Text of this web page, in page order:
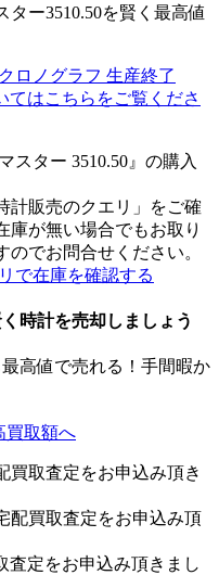
ー3510.50を賢く最高値
ロノグラフ 生産終了
てはこちらをご覧くださ
スター 3510.50』の購入
計販売のクエリ」をご確
庫が無い場合でもお取り
でお問合せください。
で在庫を確認する
時計を売却しましょう
高値で売れる！手間暇か
買取額へ
買取査定をお申込み頂き
配買取査定をお申込み頂
査定をお申込み頂きまし